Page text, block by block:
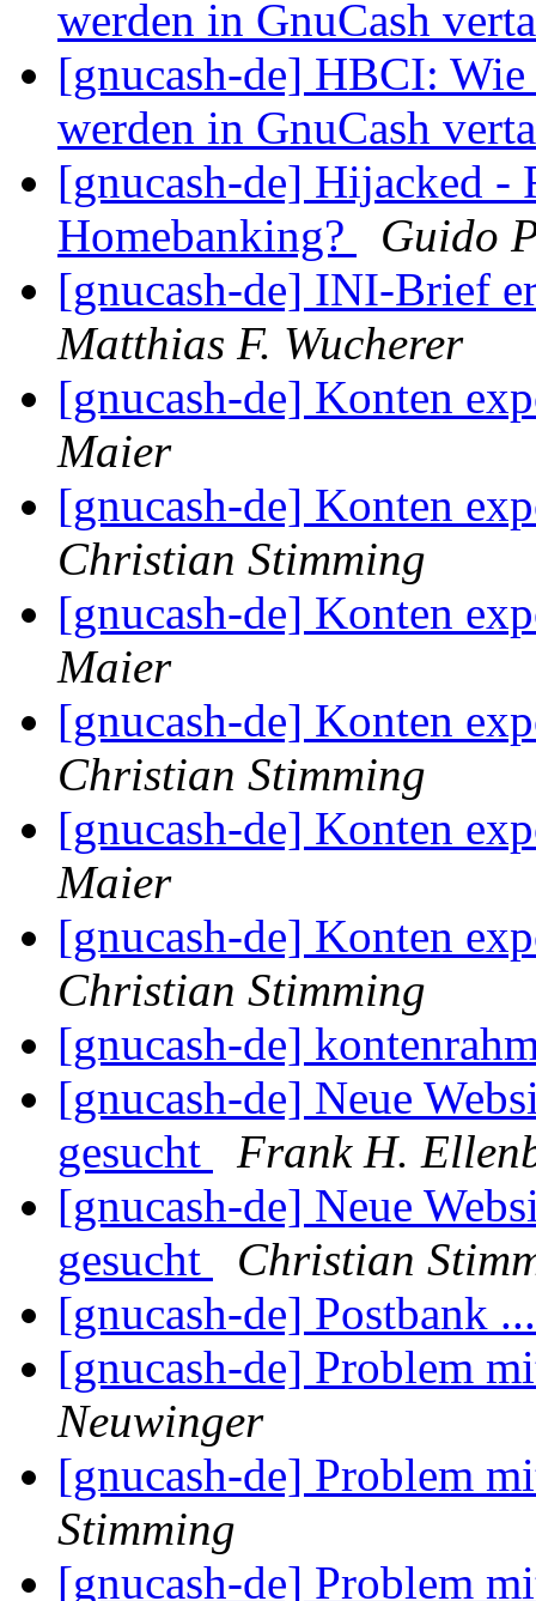
werden in GnuCash
[gnucash-de] HBCI:
werden in GnuCash
[gnucash-de] Hijacked -
Homebanking?
Guido
[gnucash-de] INI-Brief
Matthias F. Wucherer
[gnucash-de] Konten
Maier
[gnucash-de] Konten
Christian Stimming
[gnucash-de] Konten
Maier
[gnucash-de] Konten
Christian Stimming
[gnucash-de] Konten
Maier
[gnucash-de] Konten
Christian Stimming
[gnucash-de]
[gnucash-de] Neue
gesucht
Frank H.
[gnucash-de] Neue
gesucht
Christian
[gnucash-de] Postbank
[gnucash-de] Problem
Neuwinger
[gnucash-de] Problem
Stimming
[gnucash-de] Problem